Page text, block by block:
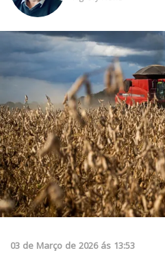
03 de Março de 2026 ás 13:53